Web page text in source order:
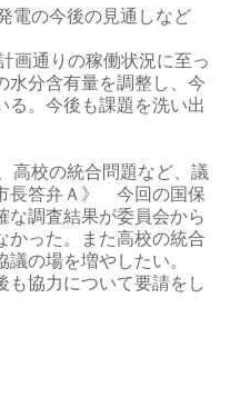
電の今後の見通しなど
画通りの稼働状況に至っ
水分含有量を調整し、今
る。今後も課題を洗い出
高校の統合問題など、議
長答弁Ａ》 今回の国保
な調査結果が委員会から
かった。また高校の統合
の場を増やしたい。
も協力について要請をし